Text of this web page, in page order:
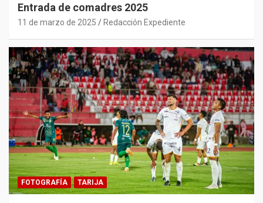
Entrada de comadres 2025
11 de marzo de 2025 Redacción Expediente
FOTOGRAFÍA TARIJA